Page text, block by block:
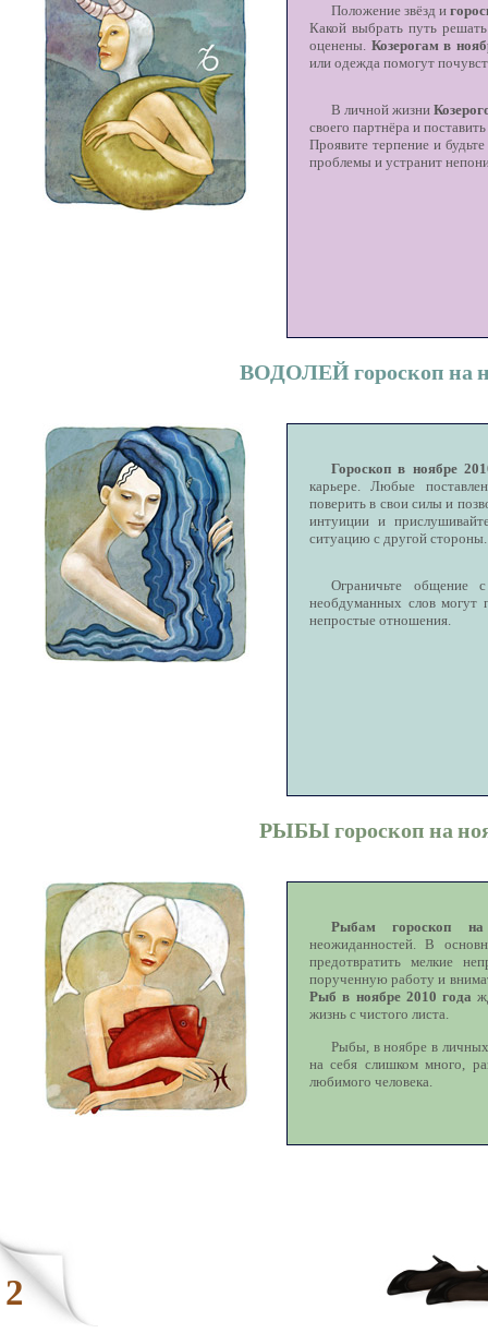
Положение звёзд и
Какой выбрать путь
оценены. Козерогам в
или одежда помогут
В личной жизни
своего партнёра и
Проявите терпение и
проблемы и устранит
ВОДОЛЕЙ гороскоп на
Гороскоп в ноябре
карьере. Любые
поверить в свои силы и
интуиции и
ситуацию с другой стороны.
Ограничьте общение
необдуманных слов могут
непростые отношения.
РЫБЫ гороскоп на
Рыбам гороскоп
неожиданностей. В
предотвратить мелкие
порученную работу и
Рыб в ноябре 2010 года
жизнь с чистого листа.
Рыбы, в ноябре в
на себя слишком много,
любимого человека.
2